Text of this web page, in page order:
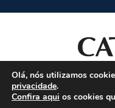
Olá, nós utilizamos
privacidade.
Confira aqui os cookies